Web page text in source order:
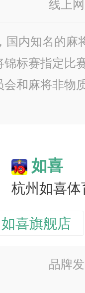
线上
国内知名的麻
标赛指定比
和麻将非物
如喜
杭州如喜
如喜旗舰店
品牌